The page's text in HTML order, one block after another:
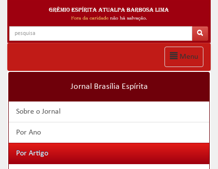
Menu
Jornal Brasília Espírita
Sobre o Jornal
Por Ano
Por Artigo